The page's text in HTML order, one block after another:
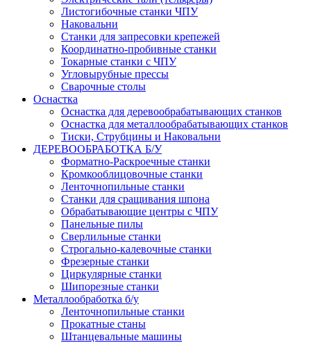
Листогибочные станки ЧПУ
Наковальни
Станки для запресовки крепежей
Координатно-пробивные станки
Токарные станки с ЧПУ
Угловырубные прессы
Сварочные столы
Оснастка
Оснастка для деревообрабатывающих станков
Оснастка для металлообрабатывающих станков
Тиски, Струбцины и Наковальни
ДЕРЕВООБРАБОТКА Б/У
Форматно-Раскроечные станки
Кромкооблицовочные станки
Ленточнопильные станки
Станки для сращивания шпона
Обрабатывающие центры с ЧПУ
Панельные пилы
Сверлильные станки
Строгально-калевочные станки
Фрезерные станки
Циркулярные станки
Шипорезные станки
Металлообработка б/у
Ленточнопильные станки
Прокатные станы
Штанцевальные машины